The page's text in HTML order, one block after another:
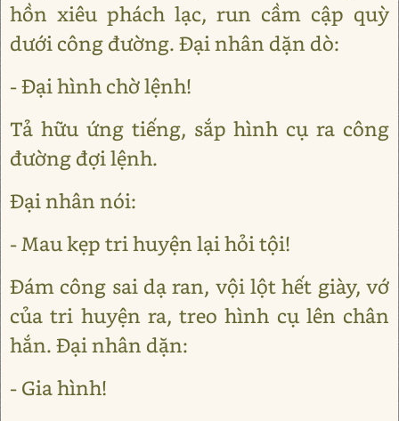
hồn xiêu phách lạc, run cầm cập quỳ
dưới công đường. Đại nhân dặn dò:
- Đại hình chờ lệnh!
Tả hữu ứng tiếng, sắp hình cụ ra công
đường đợi lệnh.
Đại nhân nói:
- Mau kẹp tri huyện lại hỏi tội!
Đám công sai dạ ran, vội lột hết giày, vớ
của tri huyện ra, treo hình cụ lên chân
hắn. Đại nhân dặn:
- Gia hình!